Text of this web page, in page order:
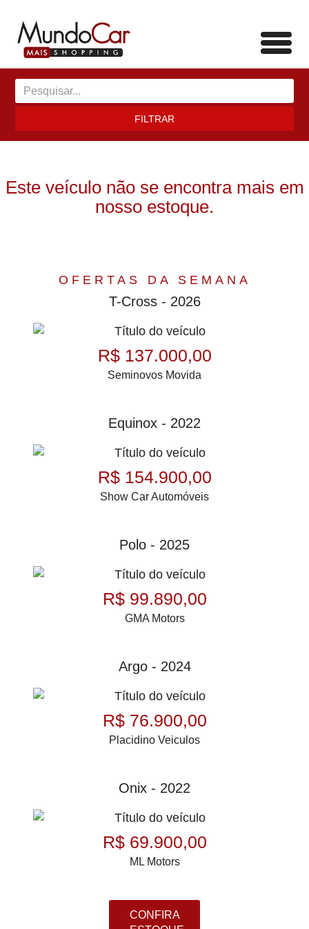
FILTRAR
Este veículo não se encontra mais em
nosso estoque.
OFERTAS DA SEMANA
T-Cross - 2026
R$ 137.000,00
Seminovos Movida
Equinox - 2022
R$ 154.900,00
Show Car Automóveis
Polo - 2025
R$ 99.890,00
GMA Motors
Argo - 2024
R$ 76.900,00
Placidino Veiculos
Onix - 2022
R$ 69.900,00
ML Motors
CONFIRA